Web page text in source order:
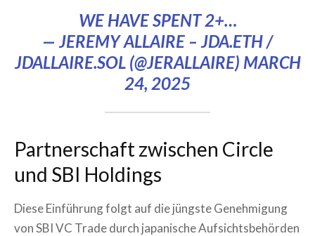
WE HAVE SPENT 2+…
— JEREMY ALLAIRE – JDA.ETH /
JDALLAIRE.SOL (@JERALLAIRE) MARCH
24, 2025
Partnerschaft zwischen Circle
und SBI Holdings
Diese Einführung folgt auf die jüngste Genehmigung
von SBI VC Trade durch japanische Aufsichtsbehörden